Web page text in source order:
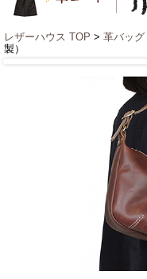
レザーハウス TOP > 革バッグ
製）